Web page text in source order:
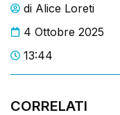
di Alice Loreti
4 Ottobre 2025
13:44
CORRELATI